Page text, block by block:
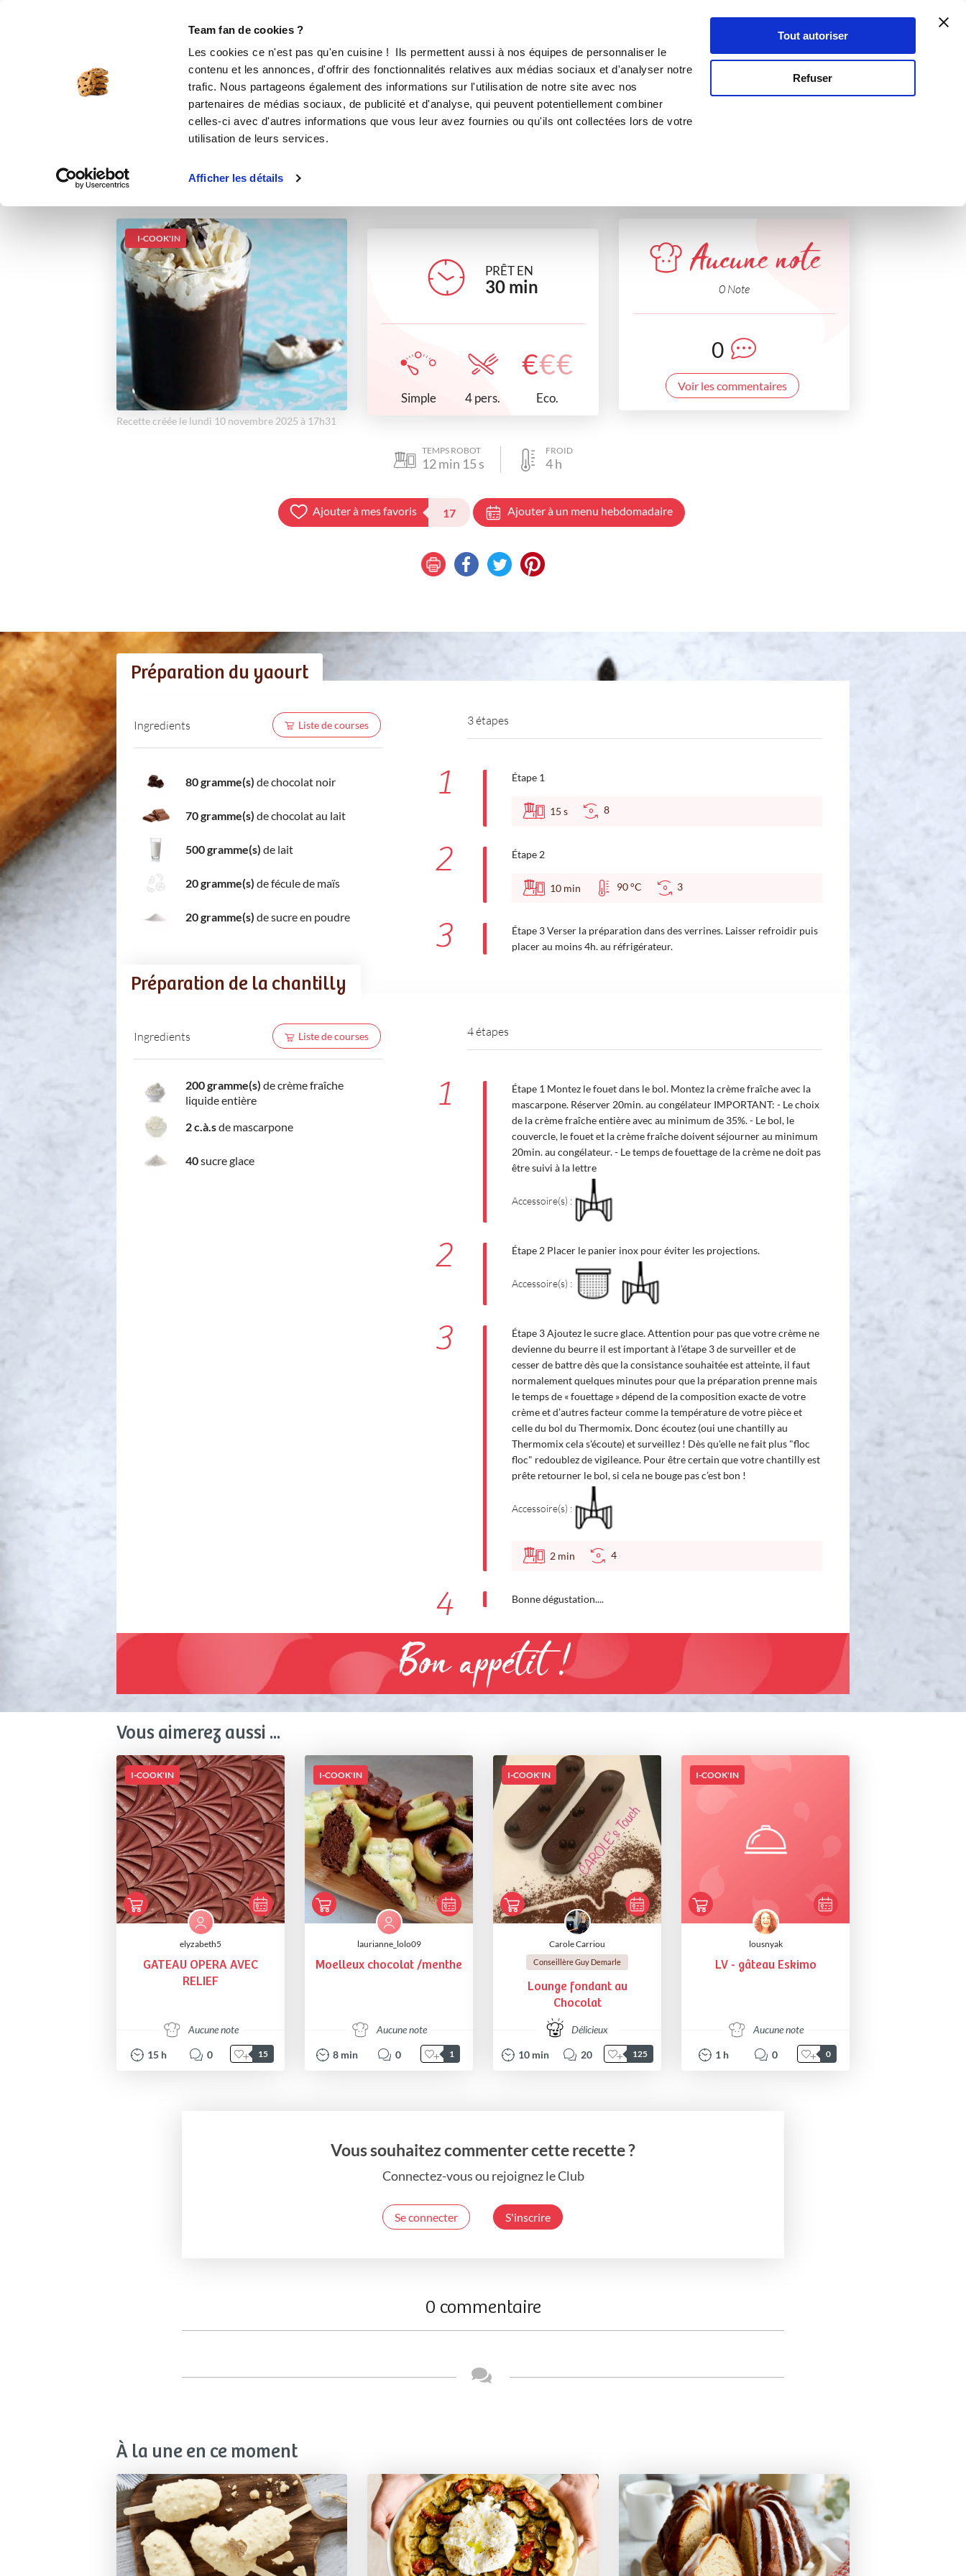
Team fan de cookies ?
Les cookies ce n'est pas qu'en cuisine ! Ils permettent aussi à nos équipes de personnaliser le
contenu et les annonces, d'offrir des fonctionnalités relatives aux médias sociaux et d'analyser notre
trafic. Nous partageons également des informations sur l'utilisation de notre site avec nos
partenaires de médias sociaux, de publicité et d'analyse, qui peuvent potentiellement combiner
celles-ci avec d'autres informations que vous leur avez fournies ou qu'ils ont collectées lors de votre
utilisation de leurs services.
Afficher les détails
Tout autoriser
Refuser
Se connecter
Yaourt Chocolat liégeois
desserts Chocolat addict
I-COOK'IN
Recette créée le lundi 10 novembre 2025 à 17h31
PRÊT EN
30 min
Simple 4 pers.
€€€
Eco.
Aucune note
0 Note
0
Voir les commentaires
TEMPS ROBOT
12min 15 s
FROID
4h
Ajouter à mes favoris 17 Ajouter à un menu hebdomadaire
Préparation du yaourt
Ingredients Liste de courses
80 gramme(s) de chocolat noir
70 gramme(s) de chocolat au lait
500 gramme(s) de lait
20 gramme(s) de fécule de maïs
20 gramme(s) de sucre en poudre
3 étapes
1 Étape 1
15 s 8
2 Étape 2
10 min 90 °C 3
3
Étape 3 Verser la préparation dans des verrines. Laisser refroidir puis
placer au moins 4h. au réfrigérateur.
Préparation de la chantilly
Ingredients Liste de courses
200 gramme(s) de crème fraîche
liquide entière
2 c.à.sde mascarpone
40sucre glace
4 étapes
1
Étape 1 Montez le fouet dans le bol. Montez la crème fraîche avec la
mascarpone. Réserver 20min. au congélateur IMPORTANT: - Le choix
de la crème fraîche entière avec au minimum de 35%. - Le bol, le
couvercle, le fouet et la crème fraîche doivent séjourner au minimum
20min. au congélateur. - Le temps de fouettage de la crème ne doit pas
être suivi à la lettre
Accessoire(s) :
2 Étape 2 Placer le panier inox pour éviter les projections.
Accessoire(s) :
3
Étape 3 Ajoutez le sucre glace. Attention pour pas que votre crème ne
devienne du beurre il est important à l’étape 3 de surveiller et de
cesser de battre dès que la consistance souhaitée est atteinte, il faut
normalement quelques minutes pour que la préparation prenne mais
le temps de « fouettage » dépend de la composition exacte de votre
crème et d’autres facteur comme la température de votre pièce et
celle du bol du Thermomix. Donc écoutez (oui une chantilly au
Thermomix cela s'écoute) et surveillez ! Dès qu'elle ne fait plus "floc
floc" redoublez de vigileance. Pour être certain que votre chantilly est
prête retourner le bol, si cela ne bouge pas c’est bon !
Accessoire(s) :
2 min 4
4 Bonne dégustation....
Bon appétit !
Vous aimerez aussi ...
I-COOK'IN
elyzabeth5
GATEAU OPERA AVEC
RELIEF
Aucune note
15 h 0 15
I-COOK'IN
laurianne_lolo09
Moelleux chocolat /menthe
Aucune note
8 min 0 1
I-COOK'IN
Carole Carriou
Conseillère Guy Demarle
Lounge fondant au
Chocolat
Délicieux
10 min 20 125
I-COOK'IN
lousnyak
LV - gâteau Eskimo
Aucune note
1 h 0 0
Vous souhaitez commenter cette recette ?
Connectez-vous ou rejoignez le Club
Se connecter S'inscrire
0 commentaire
À la une en ce moment